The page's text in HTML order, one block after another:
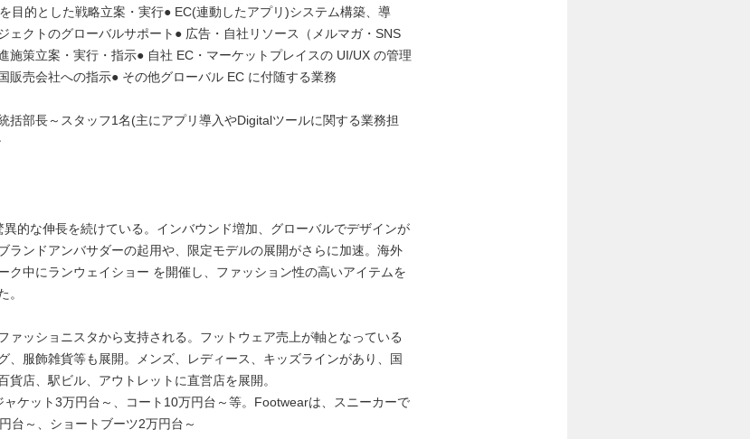
目的とした戦略立案・実行● EC(連動したアプリ)システム構築、導
ェクトのグローバルサポート● 広告・自社リソース（メルマガ・SNS
施策立案・実行・指示● 自社 EC・マーケットプレイスの UI/UX の管理
販売会社への指示● その他グローバル EC に付随する業務
括部長～スタッフ1名(主にアプリ導入やDigitalツールに関する業務担
異的な伸長を続けている。インバウンド増加、グローバルでデザインが
ランドアンバサダーの起用や、限定モデルの展開がさらに加速。海外
ク中にランウェイショー を開催し、ファッション性の高いアイテムを
。
ァッショニスタから支持される。フットウェア売上が軸となっている
、服飾雑貨等も展開。メンズ、レディース、キッズラインがあり、国
貨店、駅ビル、アウトレットに直営店を展開。
ャケット3万円台～、コート10万円台～等。Footwearは、スニーカーで
台～、ショートブーツ2万円台～